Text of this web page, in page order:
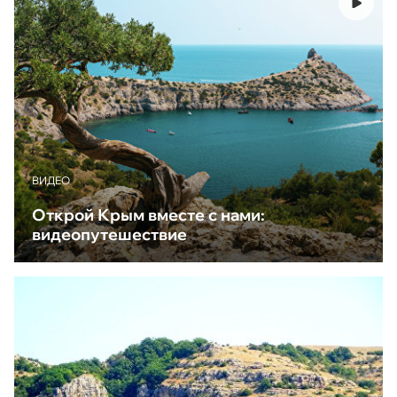
ВИДЕО
Открой Крым вместе с нами:
видеопутешествие